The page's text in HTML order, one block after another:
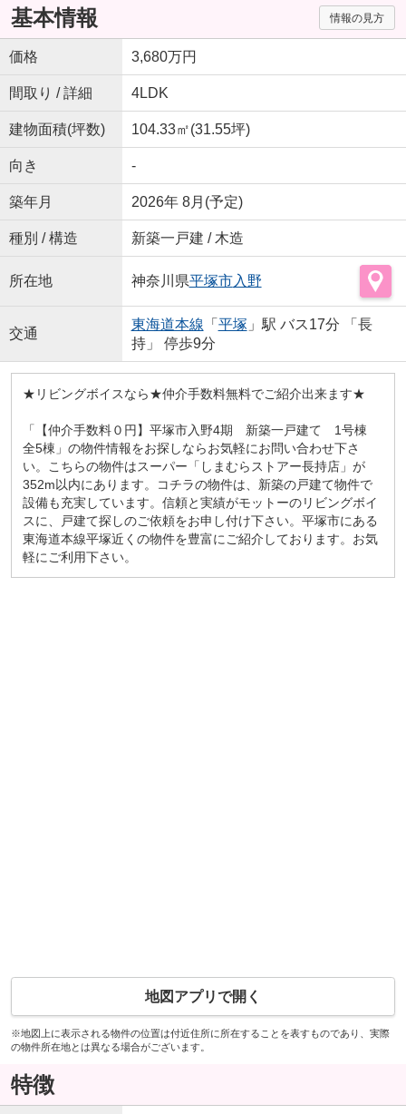
基本情報 情報の見方
価格 3,680万円
間取り / 詳細 4LDK
建物面積(坪数) 104.33㎡(31.55坪)
向き -
築年月 2026年 8月(予定)
種別 / 構造 新築一戸建 / 木造
所在地 神奈川県平塚市入野
交通
東海道本線 「 平塚 」駅 バス17分 「長
持」 停歩9分
★リビングボイスなら★仲介手数料無料でご紹介出来ます★
「【仲介手数料０円】平塚市入野4期 新築一戸建て 1号棟
全5棟」の物件情報をお探しならお気軽にお問い合わせ下さ
い。こちらの物件はスーパー「しまむらストアー長持店」が
352m以内にあります。コチラの物件は、新築の戸建て物件で
設備も充実しています。信頼と実績がモットーのリビングボイ
スに、戸建て探しのご依頼をお申し付け下さい。平塚市にある
東海道本線平塚近くの物件を豊富にご紹介しております。お気
軽にご利用下さい。
地図アプリで開く
※地図上に表示される物件の位置は付近住所に所在することを表すものであり、実際
の物件所在地とは異なる場合がございます。
特徴